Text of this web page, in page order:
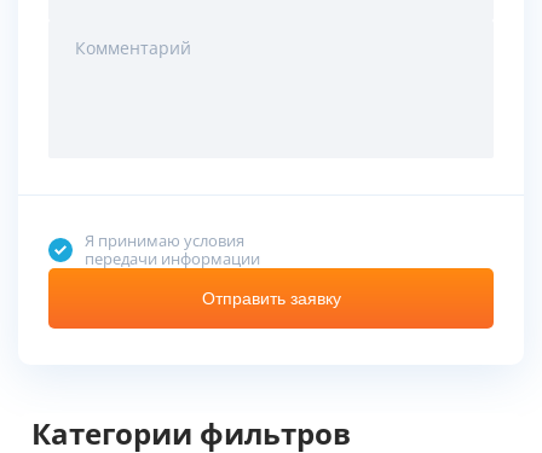
Комментарий
Я принимаю условия
передачи информации
Отправить заявку
Категории фильтров